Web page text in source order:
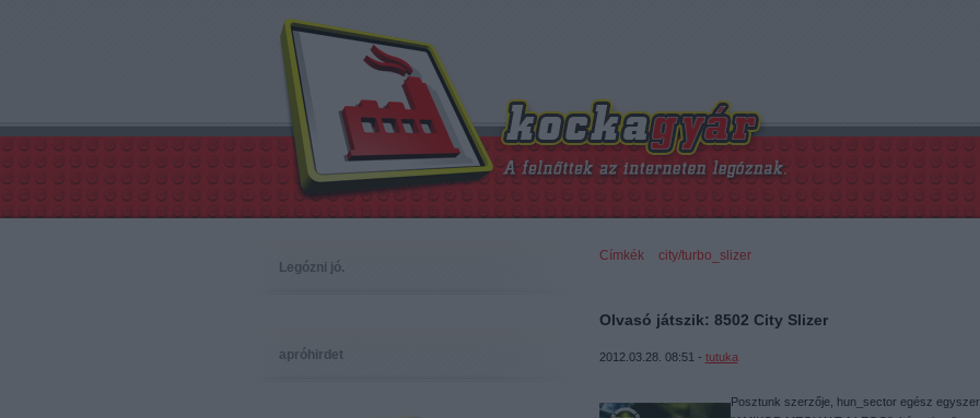
Legózni jó.
apróhirdet
Címkék» city/turbo_slizer
Olvasó játszik: 8502 City Slizer
2012.03.28. 08:51 - tutuka
Posztunk szerzője, hun_sector egész